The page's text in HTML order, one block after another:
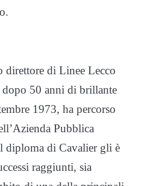
direttore di Linee Lecco
50 anni di brillante
1973, ha percorso
Pubblica
diploma di Cavalier gli è
raggiunti, sia